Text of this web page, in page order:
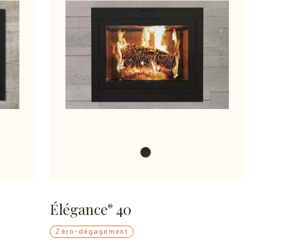
Élégance® 40
Zéro-dégagement